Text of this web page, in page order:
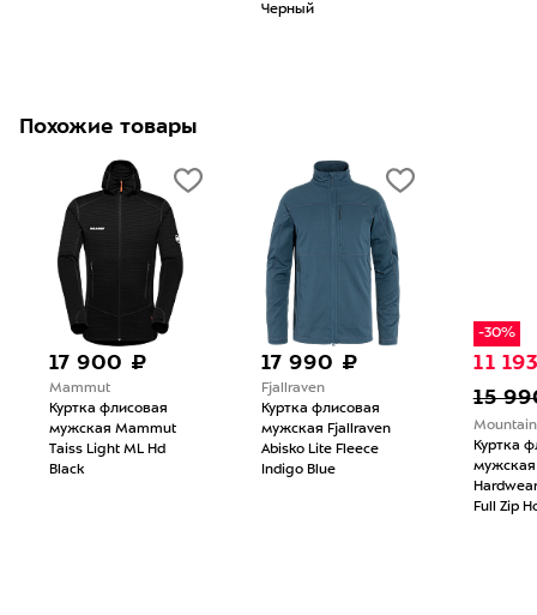
Черный
Похожие товары
17 900 ₽
Mammut
Куртка флисовая
мужская Mammut
Taiss Light ML Hd
Black
17 990 ₽
Fjallraven
Куртка флисовая
мужская Fjallraven
Abisko Lite Fleece
Indigo Blue
-30%
11
15
Куртка
Full Zip